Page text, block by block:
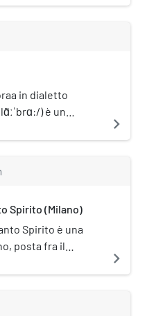
IACP e INCIS.
in dialetto
) è un
appartenente al
navigate_next
Spirito (Milano)
Spirito è una
posta fra il
navigate_next